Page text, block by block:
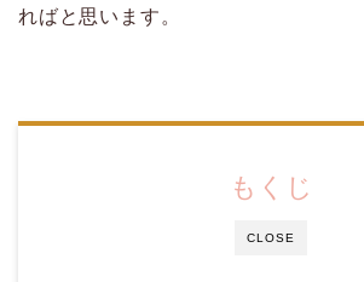
ればと思います。
CLOSE
もくじ